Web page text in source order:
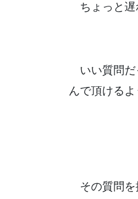
ちょっと遅
いい質問だ
んで頂けるよ
その質問を